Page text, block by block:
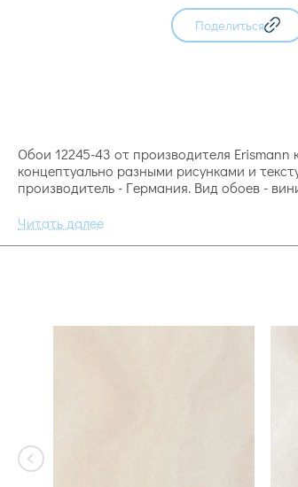
Поделиться
Обои 12245-43 от производителя
концептуально разными рисунками и
производитель - Германия. Вид обоев -